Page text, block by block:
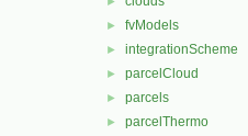
► fvModels
► integrationScheme
► parcelCloud
► parcels
► parcelThermo